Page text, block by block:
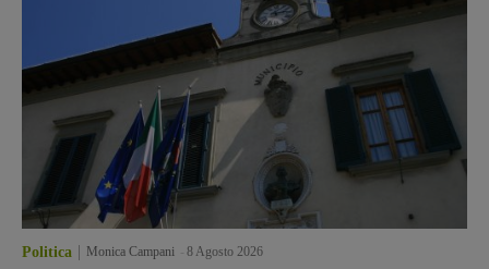
Politica Monica Campani 8 Agosto 2026